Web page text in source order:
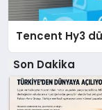
Tencent Hy3
Son Dakika